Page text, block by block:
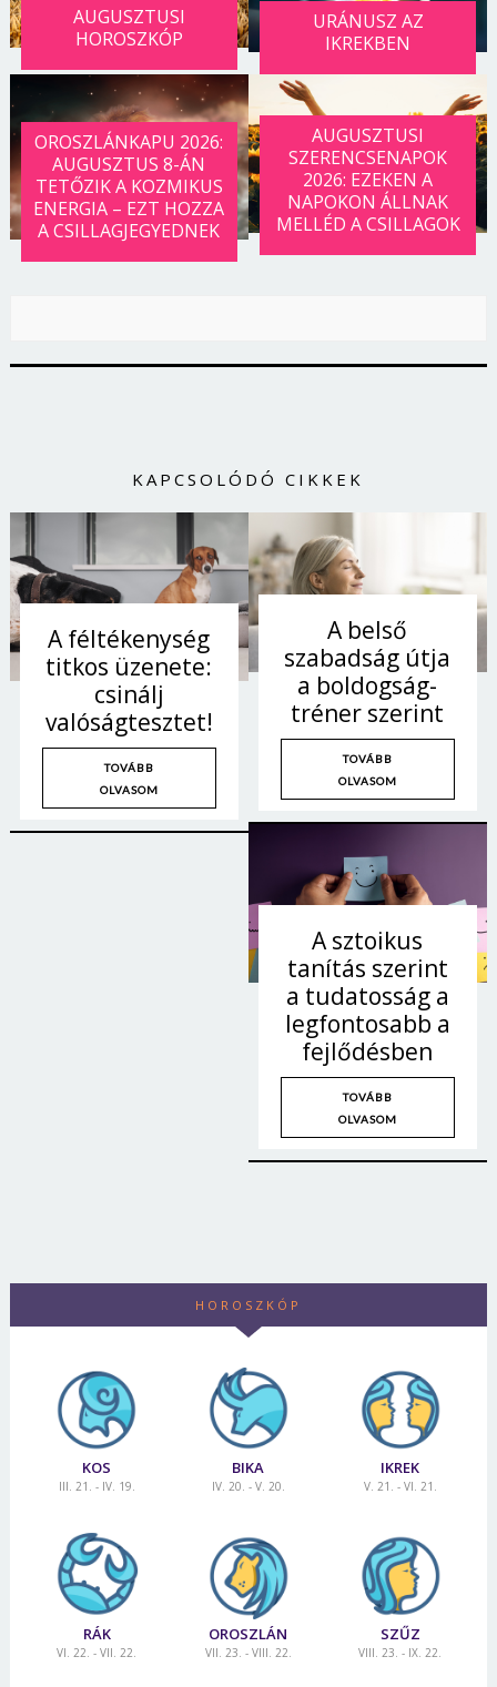
AUGUSZTUSI
HOROSZKÓP
URÁNUSZ AZ
IKREKBEN
OROSZLÁNKAPU 2026:
AUGUSZTUS 8-ÁN
TETŐZIK A KOZMIKUS
ENERGIA – EZT HOZZA
A CSILLAGJEGYEDNEK
AUGUSZTUSI
SZERENCSENAPOK
2026: EZEKEN A
NAPOKON ÁLLNAK
MELLÉD A CSILLAGOK
KAPCSOLÓDÓ CIKKEK
A féltékenység
titkos üzenete:
csinálj
valóságtesztet!
TOVÁBB
OLVASOM
A belső
szabadság útja
a boldogság-
tréner szerint
TOVÁBB
OLVASOM
A sztoikus
tanítás szerint
a tudatosság a
legfontosabb a
fejlődésben
TOVÁBB
OLVASOM
HOROSZKÓP
KOS
III. 21. - IV. 19.
BIKA
IV. 20. - V. 20.
IKREK
V. 21. - VI. 21.
RÁK
VI. 22. - VII. 22.
OROSZLÁN
VII. 23. - VIII. 22.
SZŰZ
VIII. 23. - IX. 22.
Jelszó
Mégse Bejelentkezés